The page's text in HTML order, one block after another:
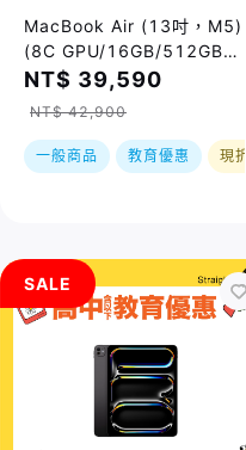
MacBook Air (13吋，M5)
(8C GPU/16GB/512GB) /
四色｜預購，到貨後依訂單
順序出貨
NT$ 39,590
NT$ 42,900
一般商品 教育優惠 現折
SALE